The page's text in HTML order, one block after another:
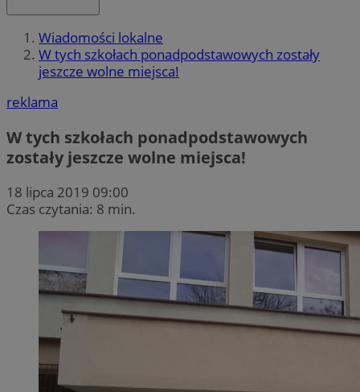
Wiadomości lokalne
W tych szkołach ponadpodstawowych zostały
jeszcze wolne miejsca!
reklama
W tych szkołach ponadpodstawowych
zostały jeszcze wolne miejsca!
18 lipca 2019 09:00
Czas czytania: 8 min.